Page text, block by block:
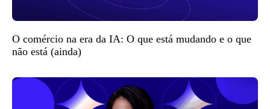
O comércio na era da IA: O que está mudando e o que
não está (ainda)